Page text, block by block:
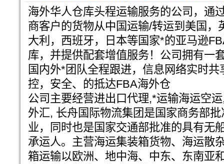
海外华人仓库头程运输服务的公司，通
商客户的货物从中国运输/转运到美国，
大利，西班牙，日本等国家*的亚马逊
库，并提供配套增值服务！公司拥有一
国内外*团队全程跟进，信息网络实时
控，安全、的抵达FBA海外仓
公司主要经营进出口代理,*运输海运空
外汇, 长舟国际物流集团是国家商务部
业，同时也是国家交通部批准的具有无
承运人。主营海运集装箱货物、海运散
箱运输以欧洲、地中海、中东、东南亚